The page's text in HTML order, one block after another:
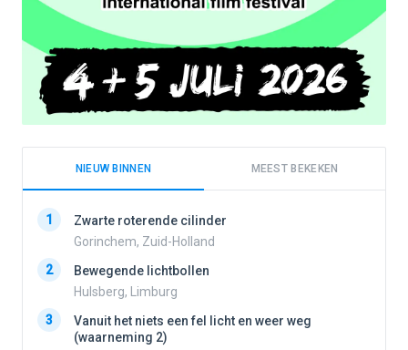
NIEUW BINNEN MEEST BEKEKEN
1
Zwarte roterende cilinder
Gorinchem, Zuid-Holland
2
Bewegende lichtbollen
Hulsberg, Limburg
3
Vanuit het niets een fel licht en weer weg
(waarneming 2)